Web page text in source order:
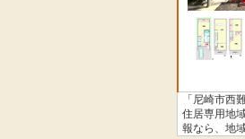
「尼崎市西
住居専用地
報なら、地